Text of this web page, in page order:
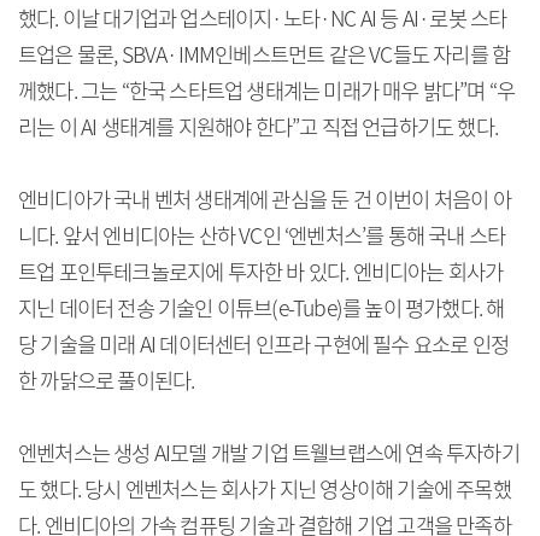
했다. 이날 대기업과 업스테이지·노타·NC AI 등 AI·로봇 스타
트업은 물론, SBVA·IMM인베스트먼트 같은 VC들도 자리를 함
께했다. 그는 “한국 스타트업 생태계는 미래가 매우 밝다”며 “우
리는 이 AI 생태계를 지원해야 한다”고 직접 언급하기도 했다.
엔비디아가 국내 벤처 생태계에 관심을 둔 건 이번이 처음이 아
니다. 앞서 엔비디아는 산하 VC인 ‘엔벤처스’를 통해 국내 스타
트업 포인투테크놀로지에 투자한 바 있다. 엔비디아는 회사가
지닌 데이터 전송 기술인 이튜브(e-Tube)를 높이 평가했다. 해
당 기술을 미래 AI 데이터센터 인프라 구현에 필수 요소로 인정
한 까닭으로 풀이된다.
엔벤처스는 생성 AI모델 개발 기업 트웰브랩스에 연속 투자하기
도 했다. 당시 엔벤처스는 회사가 지닌 영상이해 기술에 주목했
다. 엔비디아의 가속 컴퓨팅 기술과 결합해 기업 고객을 만족하